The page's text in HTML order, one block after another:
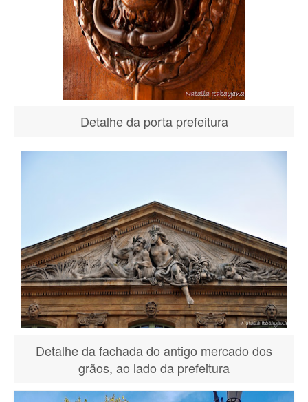
Detalhe da porta prefeitura
Detalhe da fachada do antigo mercado dos
grãos, ao lado da prefeitura